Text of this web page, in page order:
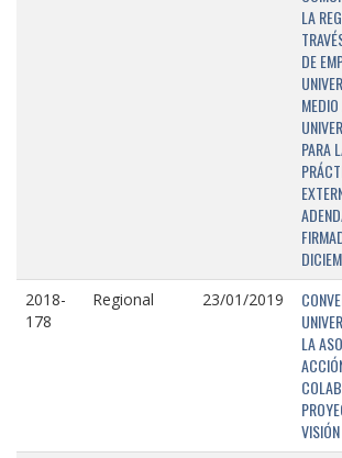
LA
DE
PARA
2018-
178
Regional 23/01/2019
LA
VISIÓN